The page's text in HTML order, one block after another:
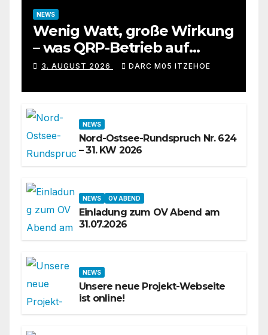
NEWS
Wenig Watt, große Wirkung
– was QRP-Betrieb auf
Kurzwelle wirklich kann
3. AUGUST 2026 DARC M05 ITZEHOE
NEWS
Nord-Ostsee-Rundspruch Nr. 624
– 31. KW 2026
NEWS OV ABEND
Einladung zum OV Abend am
31.07.2026
NEWS
Unsere neue Projekt-Webseite
ist online!